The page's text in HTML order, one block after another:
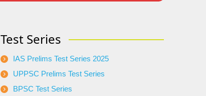
Test Series
IAS Prelims Test Series 2025
UPPSC Prelims Test Series
BPSC Test Series